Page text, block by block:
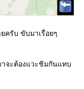
ครับ ขับมาเรื่อยๆ
จะต้องแวะชิมกันแทบ